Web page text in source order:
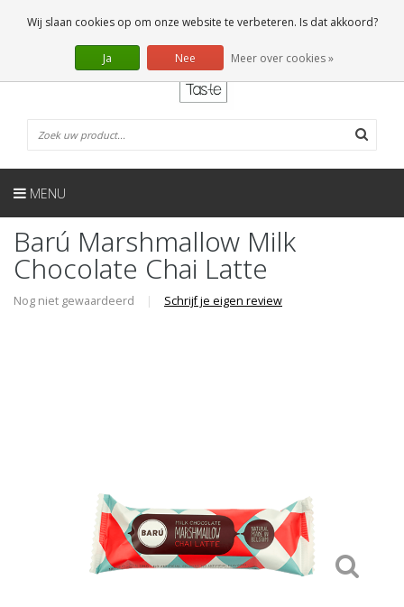
0 Artikelen
NL
MENU
Barú Marshmallow Milk
Chocolate Chai Latte
Nog niet gewaardeerd | Schrijf je eigen review
Wij slaan cookies op om onze website te verbeteren. Is dat akkoord?
Ja Nee Meer over cookies »